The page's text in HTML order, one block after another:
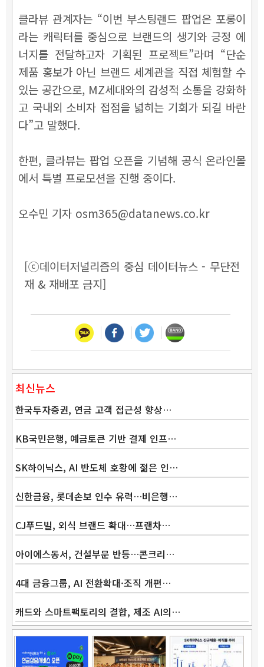
클라뷰 관계자는 “이번 부스팅랜드 팝업은 포롱이
라는 캐릭터를 중심으로 브랜드의 생기와 긍정 에
너지를 전달하고자 기획된 프로젝트”라며 “단순
제품 홍보가 아닌 브랜드 세계관을 직접 체험할 수
있는 공간으로, MZ세대와의 감성적 소통을 강화하
고 국내외 소비자 접점을 넓히는 기회가 되길 바란
다”고 말했다.
한편, 클라뷰는 팝업 오픈을 기념해 공식 온라인몰
에서 특별 프로모션을 진행 중이다.
오수민 기자 osm365@datanews.co.kr
[ⓒ데이터저널리즘의 중심 데이터뉴스 - 무단전
재 & 재배포 금지]
Band
최신뉴스
한국투자증권, 연금 고객 접근성 향상…
KB국민은행, 예금토큰 기반 결제 인프…
SK하이닉스, AI 반도체 호황에 젊은 인…
신한금융, 롯데손보 인수 유력…비은행…
CJ푸드빌, 외식 브랜드 확대…프랜차…
아이에스동서, 건설부문 반등…콘크리…
4대 금융그룹, AI 전환확대·조직 개편…
캐드와 스마트팩토리의 결합, 제조 AI의…